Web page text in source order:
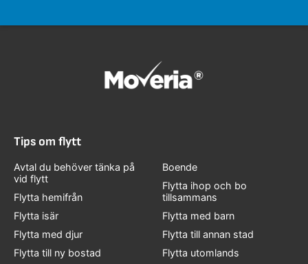
Tips om flytt
Avtal du behöver tänka på
vid flytt
Flytta hemifrån
Flytta isär
Flytta med djur
Flytta till ny bostad
Boende
Flytta ihop och bo
tillsammans
Flytta med barn
Flytta till annan stad
Flytta utomlands